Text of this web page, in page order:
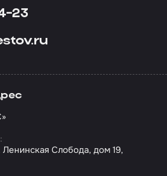
23
Ленинская Слобода, дом 19,